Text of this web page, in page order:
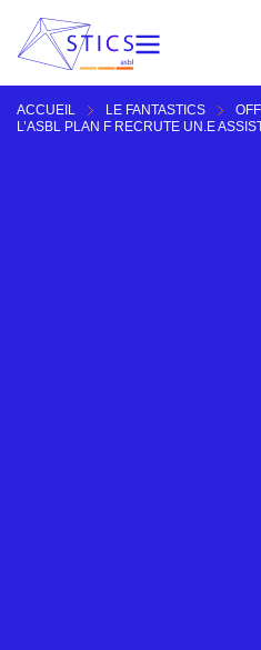
ACCUEIL LE FANTASTICS
L’ASBL PLAN F RECRUTE UN.E